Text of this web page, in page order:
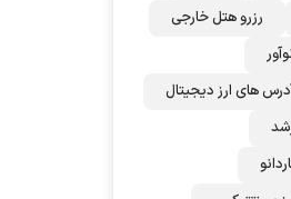
رزرو هتل خارجی
های ارز دیجیتال